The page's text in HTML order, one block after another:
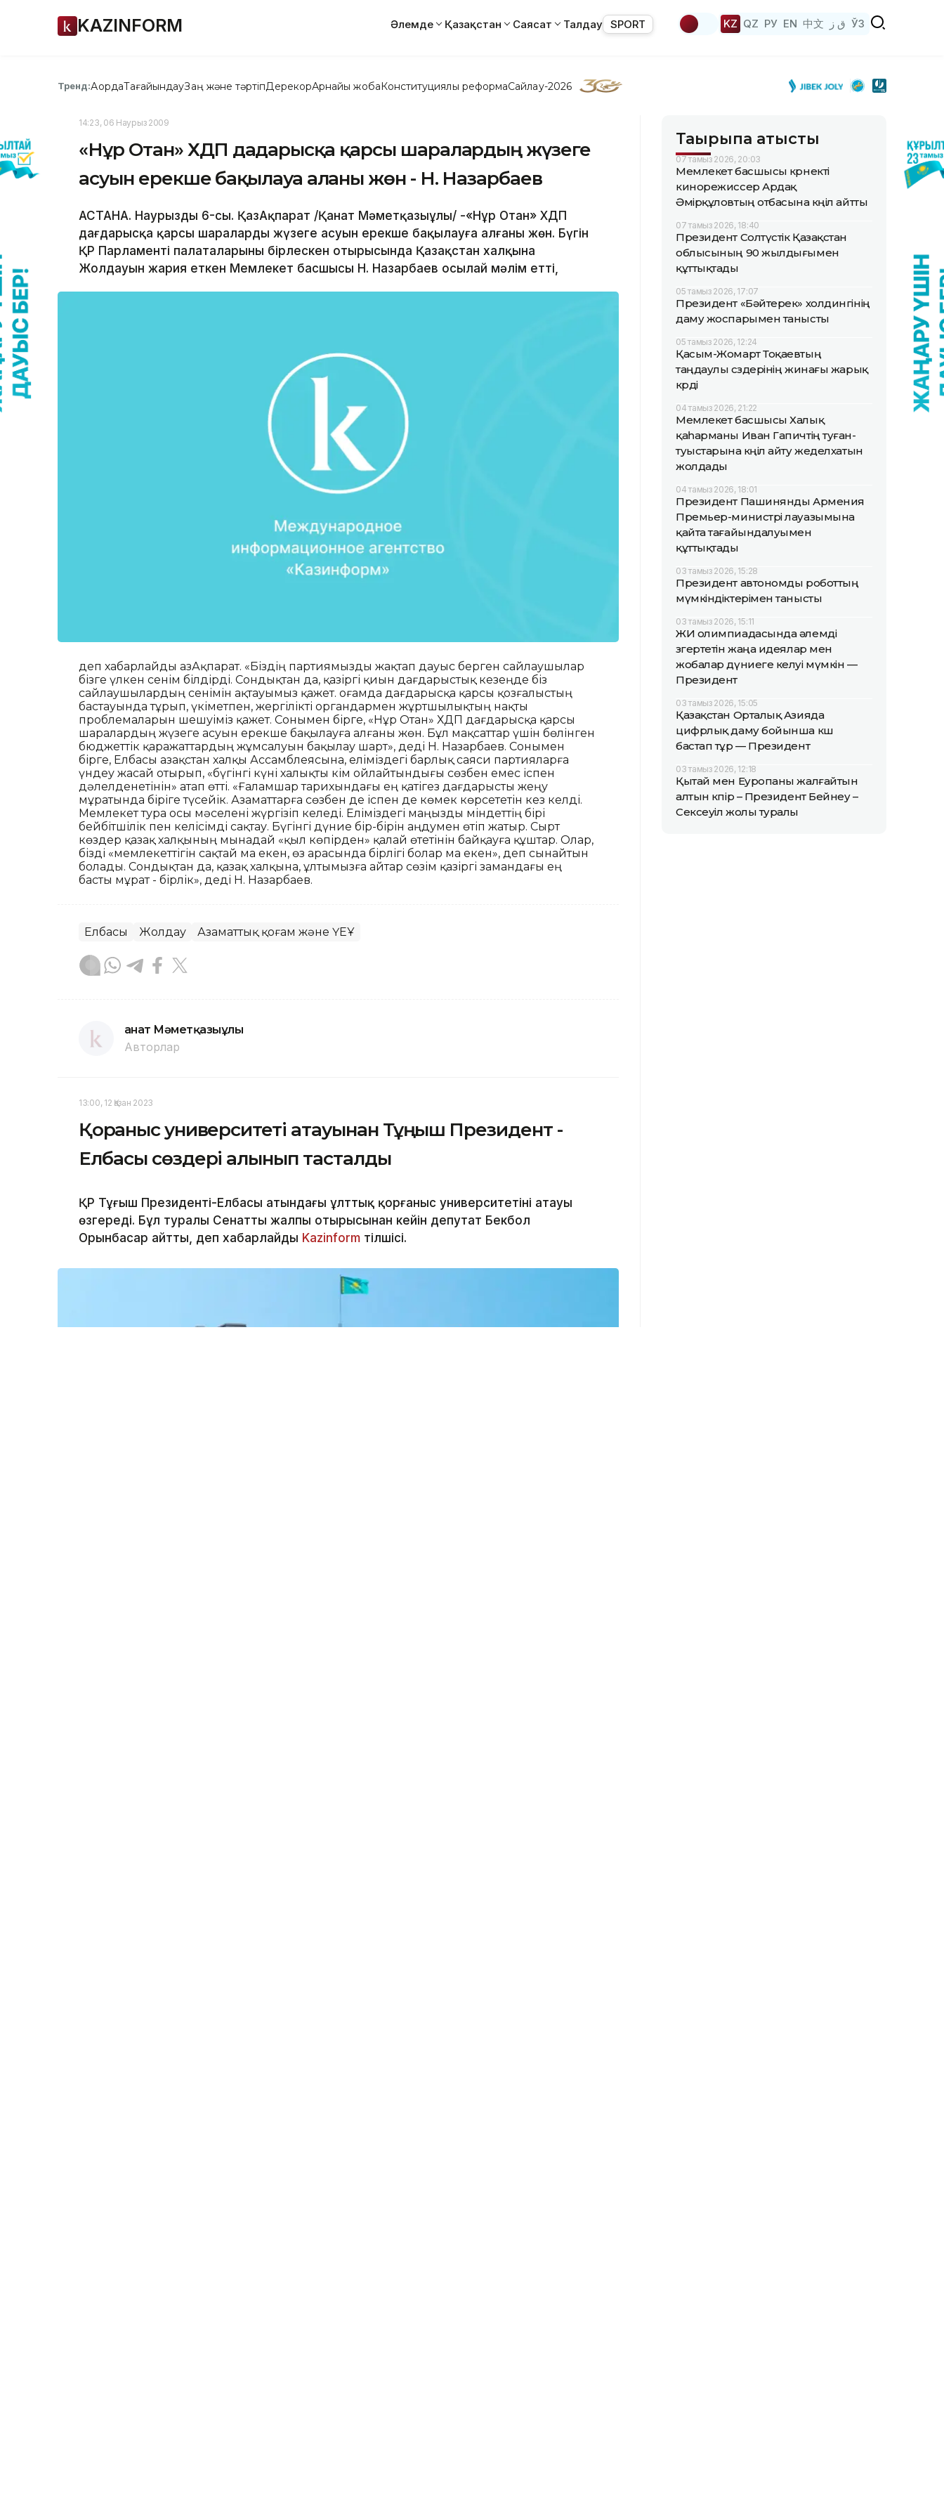
KAZINFORM Әлемде Қазақстан Саясат Талдау SPORT KZ QZ РУ EN 中文 ق ز ЎЗ
Тренд:АқордаТағайындауЗаң және тәртіпДерекқорАрнайы жобаКонституциялық реформаСайлау-2026
14:23, 06 Наурыз 2009
«Нұр Отан» ХДП дағдарысқа қарсы шаралардың жүзеге
асуын ерекше бақылауға алғаны жөн - Н. Назарбаев
АСТАНА. Наурыздың 6-сы. ҚазАқпарат /Қанат Мәметқазыұлы/ -«Нұр Отан» ХДП
дағдарысқа қарсы шаралардың жүзеге асуын ерекше бақылауға алғаны жөн. Бүгін
ҚР Парламенті палаталарының бірлескен отырысында Қазақстан халқына
Жолдауын жария еткен Мемлекет басшысы Н. Назарбаев осылай мәлім етті,
деп хабарлайды ҚазАқпарат. «Біздің партиямызды жақтап дауыс берген сайлаушылар
бізге үлкен сенім білдірді. Сондықтан да, қазіргі қиын дағдарыстық кезеңде біз
сайлаушылардың сенімін ақтауымыз қажет. Қоғамда дағдарысқа қарсы қозғалыстың
бастауында тұрып, үкіметпен, жергілікті органдармен жұртшылықтың нақты
проблемаларын шешуіміз қажет. Сонымен бірге, «Нұр Отан» ХДП дағдарысқа қарсы
шаралардың жүзеге асуын ерекше бақылауға алғаны жөн. Бұл мақсаттар үшін бөлінген
бюджеттік қаражаттардың жұмсалуын бақылау шарт», деді Н. Назарбаев. Сонымен
бірге, Елбасы Қазақстан халқы Ассамблеясына, еліміздегі барлық саяси партияларға
үндеу жасай отырып, «бүгінгі күні халықты кім ойлайтындығы сөзбен емес іспен
дәлелденетінін» атап өтті. «Ғаламшар тарихындағы ең қатігез дағдарысты жеңу
мұратында біріге түсейік. Азаматтарға сөзбен де іспен де көмек көрсететін кез келді.
Мемлекет тура осы мәселені жүргізіп келеді. Еліміздегі маңызды міндеттің бірі
бейбітшілік пен келісімді сақтау. Бүгінгі дүние бір-бірін аңдумен өтіп жатыр. Сырт
көздер қазақ халқының мынадай «қыл көпірден» қалай өтетінін байқауға құштар. Олар,
бізді «мемлекеттігін сақтай ма екен, өз арасында бірлігі болар ма екен», деп сынайтын
болады. Сондықтан да, қазақ халқына, ұлтымызға айтар сөзім қазіргі замандағы ең
басты мұрат - бірлік», деді Н. Назарбаев.
Елбасы Жолдау Азаматтық қоғам және ҮЕҰ
Қанат Мәметқазыұлы
Авторлар
13:00, 12 Қазан 2023
Қорғаныс университеті атауынан Тұңғыш Президент -
Елбасы сөздері алынып тасталды
ҚР Тұңғыш Президенті-Елбасы атындағы ұлттық қорғаныс университетінің атауы
өзгереді. Бұл туралы Сенаттың жалпы отырысынан кейін депутат Бекбол
Орынбасар айтты, деп хабарлайды Kazinform тілшісі.
Тақырыпқа қатысты
07 тамыз 2026, 20:03
Мемлекет басшысы көрнекті
кинорежиссер Ардақ
Әмірқұловтың отбасына көңіл айтты
07 тамыз 2026, 18:40
Президент Солтүстік Қазақстан
облысының 90 жылдығымен
құттықтады
05 тамыз 2026, 17:07
Президент «Бәйтерек» холдингінің
даму жоспарымен танысты
05 тамыз 2026, 12:24
Қасым-Жомарт Тоқаевтың
таңдаулы сөздерінің жинағы жарық
көрді
04 тамыз 2026, 21:22
Мемлекет басшысы Халық
қаһарманы Иван Гапичтің туған-
туыстарына көңіл айту жеделхатын
жолдады
04 тамыз 2026, 18:01
Президент Пашинянды Армения
Премьер-министрі лауазымына
қайта тағайындалуымен
құттықтады
03 тамыз 2026, 15:28
Президент автономды роботтың
мүмкіндіктерімен танысты
03 тамыз 2026, 15:11
ЖИ олимпиадасында әлемді
өзгертетін жаңа идеялар мен
жобалар дүниеге келуі мүмкін —
Президент
03 тамыз 2026, 15:05
Қазақстан Орталық Азияда
цифрлық даму бойынша көш
бастап тұр — Президент
03 тамыз 2026, 12:18
Қытай мен Еуропаны жалғайтын
алтын көпір – Президент Бейнеу –
Сексеуіл жолы туралы